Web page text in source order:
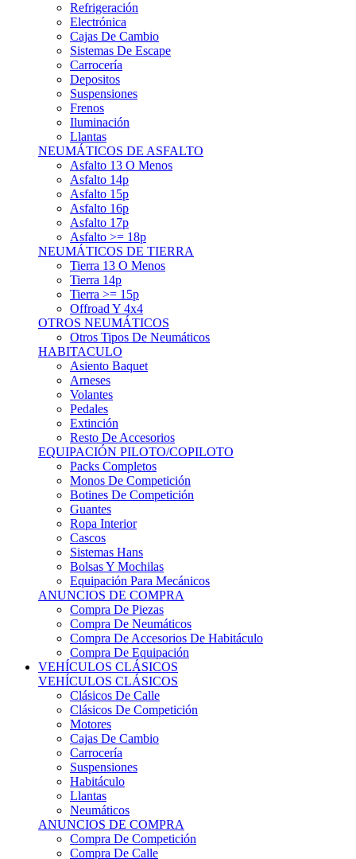
Cajas De Cambio
Sistemas De Escape
Carrocería
Depositos
Suspensiones
Frenos
Iluminación
Llantas
NEUMÁTICOS DE ASFALTO
Asfalto 13 O Menos
Asfalto 14p
Asfalto 15p
Asfalto 16p
Asfalto 17p
Asfalto >= 18p
NEUMÁTICOS DE TIERRA
Tierra 13 O Menos
Tierra 14p
Tierra >= 15p
Offroad Y 4x4
OTROS NEUMÁTICOS
Otros Tipos De Neumáticos
HABITACULO
Asiento Baquet
Arneses
Volantes
Pedales
Extinción
Resto De Accesorios
EQUIPACIÓN PILOTO/COPILOTO
Packs Completos
Monos De Competición
Botines De Competición
Guantes
Ropa Interior
Cascos
Sistemas Hans
Bolsas Y Mochilas
Equipación Para Mecánicos
ANUNCIOS DE COMPRA
Compra De Piezas
Compra De Neumáticos
Compra De Accesorios De Habitáculo
Compra De Equipación
VEHÍCULOS CLÁSICOS
VEHÍCULOS CLÁSICOS
Clásicos De Calle
Clásicos De Competición
Motores
Cajas De Cambio
Carrocería
Suspensiones
Habitáculo
Llantas
Neumáticos
ANUNCIOS DE COMPRA
Compra De Competición
Compra De Calle
Compra De Piezas